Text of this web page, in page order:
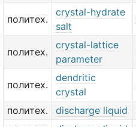
политех.
crystal-hydrate
salt
политех.
crystal-lattice
parameter
политех.
dendritic
crystal
политех. discharge liquid